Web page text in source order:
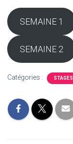
SEMAINE 1
SEMAINE 2
Catégories : STAGES